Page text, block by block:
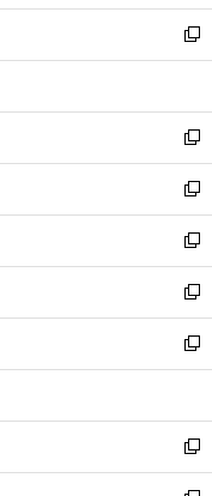
開
く
ウ
で
開
ン
ド
ウ
開
く
ウ
ィ
ン
ウ
で
開
く
し
い
ウ
ン
ド
ウ
で
開
く
新
し
ウ
ィ
ン
ド
ウ
で
開
く
新
し
い
ウ
ィ
ン
ド
ウ
で
開
新
し
い
ウ
ィ
ン
ド
ウ
開
く
新
し
い
ウ
ィ
ン
ウ
で
開
新
し
い
ウ
ン
ド
ウ
新
し
ウ
ィ
ン
新
し